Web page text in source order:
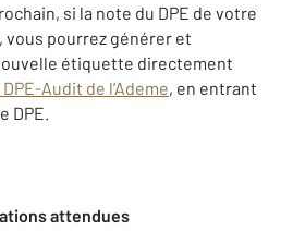
si la note du DPE de votre
vous pourrez générer et
étiquette directement
Audit de l’Ademe, en entrant
DPE.
attendues